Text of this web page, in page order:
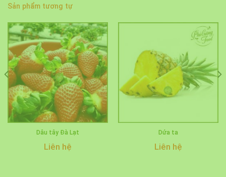
Sản phẩm tương tự
Dâu tây Đà Lạt
Liên hệ
Dứa ta
Liên hệ